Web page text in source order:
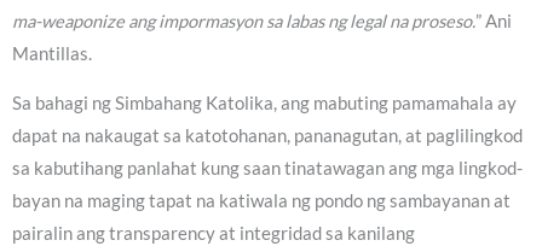
ma-weaponize ang impormasyon sa labas ng legal na proseso.” Ani
Mantillas.
Sa bahagi ng Simbahang Katolika, ang mabuting pamamahala ay
dapat na nakaugat sa katotohanan, pananagutan, at paglilingkod
sa kabutihang panlahat kung saan tinatawagan ang mga lingkod-
bayan na maging tapat na katiwala ng pondo ng sambayanan at
pairalin ang transparency at integridad sa kanilang